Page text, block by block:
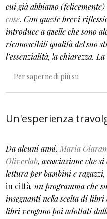
cui già abbiamo (felicemente)
cose. Con queste brevi
introduce a quelle che sono
riconoscibili qualità del suo
l’essenzialità, la chiarezza.
Per saperne di più su
Un'esperienza
Da alcuni anni,Maria
Oliverlab, associazione che
letturaper bambini e ragazzi,
in città, un programma che
insegnanti nella scelta di
libri vengono poi adottati